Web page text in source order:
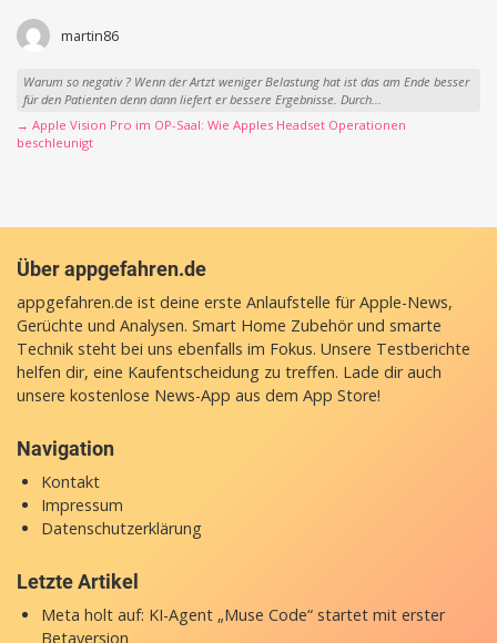
martin86
Warum so negativ ? Wenn der Artzt weniger Belastung hat ist das am Ende besser
für den Patienten denn dann liefert er bessere Ergebnisse. Durch...
→ Apple Vision Pro im OP-Saal: Wie Apples Headset Operationen
beschleunigt
Über appgefahren.de
appgefahren.de ist deine erste Anlaufstelle für Apple-News,
Gerüchte und Analysen. Smart Home Zubehör und smarte
Technik steht bei uns ebenfalls im Fokus. Unsere Testberichte
helfen dir, eine Kaufentscheidung zu treffen. Lade dir auch
unsere kostenlose News-App aus dem App Store!
Navigation
Kontakt
Impressum
Datenschutzerklärung
Letzte Artikel
Meta holt auf: KI-Agent „Muse Code“ startet mit erster
Betaversion